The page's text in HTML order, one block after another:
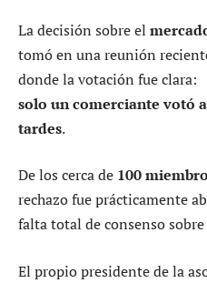
La decisión sobre el
tomó en una reunión
donde la votación fue clara:
solo un comerciante votó
tardes.
De los cerca de 100
rechazo fue prácticamente
falta total de consenso
El propio presidente de la